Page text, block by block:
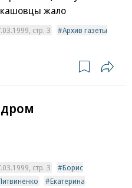
жало
стр. 3
Архив газеты
стр. 3
Борис
Екатерина